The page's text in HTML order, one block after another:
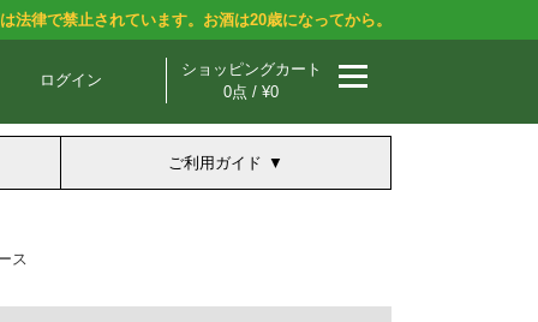
法律で禁止されています。お酒は20歳になってから。
ログイン
ショッピングカート
0点 / ¥0
ご利用ガイド
ス